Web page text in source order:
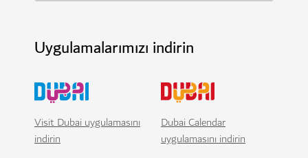
Uygulamalarımızı indirin
Visit Dubai uygulamasını
indirin
Dubai Calendar
uygulamasını indirin